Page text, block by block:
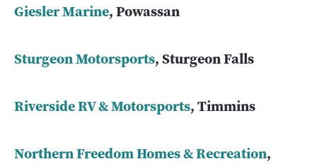
Giesler Marine, Powassan
Sturgeon Motorsports, Sturgeon Falls
Riverside RV & Motorsports, Timmins
Northern Freedom Homes & Recreation,